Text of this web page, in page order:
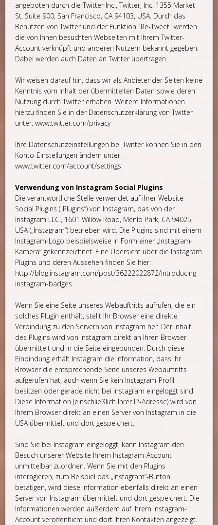
angeboten durch die Twitter Inc., Twitter, Inc. 1355 Market
St, Suite 900, San Francisco, CA 94103, USA. Durch das
Benutzen von Twitter und der Funktion "Re-Tweet" werden
die von Ihnen besuchten Webseiten mit Ihrem Twitter-
Account verknüpft und anderen Nutzern bekannt gegeben.
Dabei werden auch Daten an Twitter übertragen.
Wir weisen darauf hin, dass wir als Anbieter der Seiten keine
Kenntnis vom Inhalt der übermittelten Daten sowie deren
Nutzung durch Twitter erhalten. Weitere Informationen
hierzu finden Sie in der Datenschutzerklärung von Twitter
unter: www.twitter.com/privacy
Ihre Datenschutzeinstellungen bei Twitter können Sie in den
Konto-Einstellungen ändern unter:
www.twitter.com/account/settings.
Verwendung von Instagram Social Plugins
Die verantwortliche Stelle verwendet auf ihrer Website
Social Plugins („Plugins“) von Instagram, das von der
Instagram LLC., 1601 Willow Road, Menlo Park, CA 94025,
USA („Instagram“) betrieben wird. Die Plugins sind mit einem
Instagram-Logo beispielsweise in Form einer „Instagram-
Kamera“ gekennzeichnet. Eine Übersicht über die Instagram
Plugins und deren Aussehen finden Sie hier:
http://blog.instagram.com/post/36222022872/introducing-
instagram-badges
Wenn Sie eine Seite unseres Webauftritts aufrufen, die ein
solches Plugin enthält, stellt Ihr Browser eine direkte
Verbindung zu den Servern von Instagram her. Der Inhalt
des Plugins wird von Instagram direkt an Ihren Browser
übermittelt und in die Seite eingebunden. Durch diese
Einbindung erhält Instagram die Information, dass Ihr
Browser die entsprechende Seite unseres Webauftritts
aufgerufen hat, auch wenn Sie kein Instagram-Profil
besitzen oder gerade nicht bei Instagram eingeloggt sind.
Diese Information (einschließlich Ihrer IP-Adresse) wird von
Ihrem Browser direkt an einen Server von Instagram in die
USA übermittelt und dort gespeichert.
Sind Sie bei Instagram eingeloggt, kann Instagram den
Besuch unserer Website Ihrem Instagram-Account
unmittelbar zuordnen. Wenn Sie mit den Plugins
interagieren, zum Beispiel das „Instagram“-Button
betätigen, wird diese Information ebenfalls direkt an einen
Server von Instagram übermittelt und dort gespeichert. Die
Informationen werden außerdem auf Ihrem Instagram-
Account veröffentlicht und dort Ihren Kontakten angezeigt.